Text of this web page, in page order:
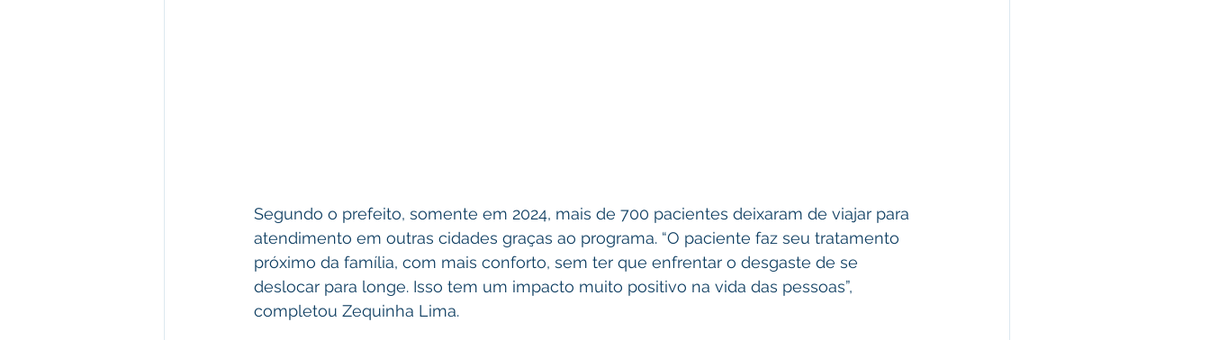
Segundo o prefeito, somente em 2024, mais de 700 pacientes deixaram de viajar para
atendimento em outras cidades graças ao programa. “O paciente faz seu tratamento
próximo da família, com mais conforto, sem ter que enfrentar o desgaste de se
deslocar para longe. Isso tem um impacto muito positivo na vida das pessoas”,
completou Zequinha Lima.